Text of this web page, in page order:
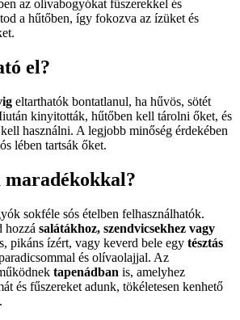
az olívabogyókat fűszerekkel és
a hűtőben, így fokozva az ízüket és
el?
eltarthatók bontatlanul, ha hűvös, sötét
kinyitották, hűtőben kell tárolni őket, és
használni. A legjobb minőség érdekében
lében tartsák őket.
sokféle sós ételben felhasználhatók.
hozzá salátákhoz, szendvicsekhez vagy
pikáns ízért, vagy keverd bele egy tésztás
és olívaolajjal. Az
tapenádban is, amelyhez
és fűszereket adunk, tökéletesen kenhető